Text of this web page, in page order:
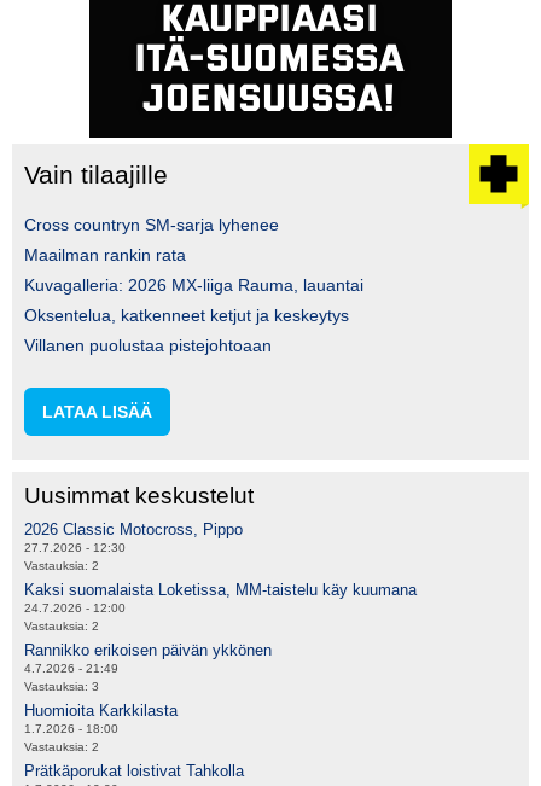
Vain tilaajille
Cross countryn SM-sarja lyhenee
Maailman rankin rata
Kuvagalleria: 2026 MX-liiga Rauma, lauantai
Oksentelua, katkenneet ketjut ja keskeytys
Villanen puolustaa pistejohtoaan
LATAA LISÄÄ
Uusimmat keskustelut
2026 Classic Motocross, Pippo
27.7.2026 - 12:30
Vastauksia: 2
Kaksi suomalaista Loketissa, MM-taistelu käy kuumana
24.7.2026 - 12:00
Vastauksia: 2
Rannikko erikoisen päivän ykkönen
4.7.2026 - 21:49
Vastauksia: 3
Huomioita Karkkilasta
1.7.2026 - 18:00
Vastauksia: 2
Prätkäporukat loistivat Tahkolla